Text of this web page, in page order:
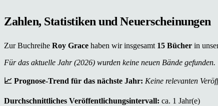
Zahlen, Statistiken und Neuerscheinungen
Zur Buchreihe Roy Grace haben wir insgesamt 15 Bücher in
Für das aktuelle Jahr (2026) wurden keine neuen Bände gefunden.
📈 Prognose-Trend für das nächste Jahr: Keine relevanten
Durchschnittliches Veröffentlichungsintervall: ca. 1 Jahr(e)